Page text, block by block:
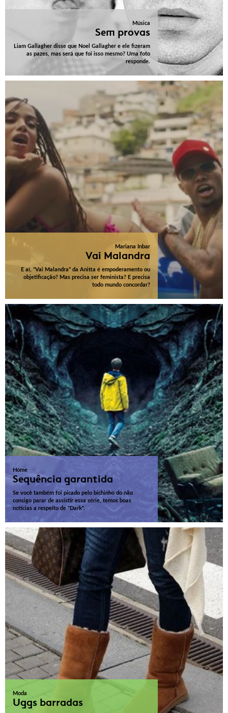
Música
Sem provas
Liam Gallagher disse que Noel Gallagher e ele fizeram
as pazes, mas será que foi isso mesmo? Uma foto
responde.
Mariana Inbar
Vai Malandra
E aí, "Vai Malandra" da Anitta é empoderamento ou
objetificação? Mas precisa ser feminista? E precisa
todo mundo concordar?
Home
Sequência garantida
Se você também foi picado pelo bichinho do não
consigo parar de assistir essa série, temos boas
notícias a respeito de "Dark".
Moda
Uggs barradas